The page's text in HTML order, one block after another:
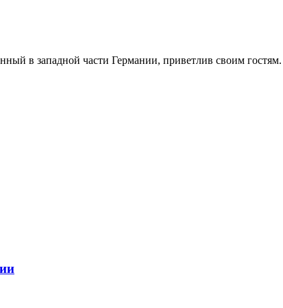
в западной части Германии, приветлив своим